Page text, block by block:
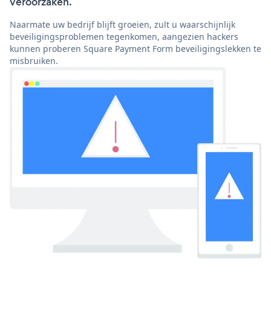
Naarmate uw bedrijf blijft groeien, zult u waarschijnlijk
beveiligingsproblemen tegenkomen, aangezien hackers
kunnen proberen Square Payment Form beveiligingslekken te
misbruiken.